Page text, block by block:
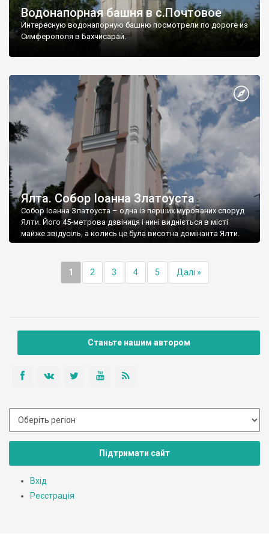
Водонапорная башня в с.Почтовое
Интересную водонапорную башню посмотрели по дороге из
Симферополя в Бахчисарай.
Ялта. Собор Іоанна Златоуста
Собор Іоанна Златоуста – одна із перших мурованих споруд
Ялти. Його 45-метрова дзвіниця і нині видніється в місті
майже звідусіль, а колись це була висотна домінанта Ялти.
1 2 3 4 5 Далі »
Станьте нашим автором
Підтримати сайт
Вхід
Реєстрація